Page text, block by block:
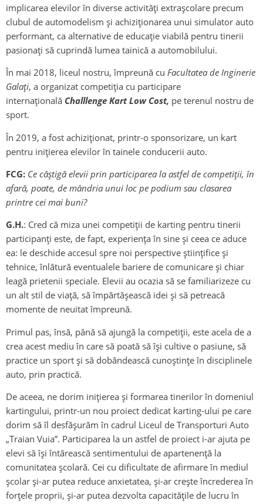
implicarea elevilor în diverse activități extrașcolare precum
clubul de automodelism și achiziționarea unui simulator auto
performant, ca alternative de educaţie viabilă pentru tinerii
pasionaţi să cuprindă lumea tainică a automobilului.
În mai 2018, liceul nostru, împreună cu Facultatea de Inginerie
Galaţi, a organizat competiţia cu participare
internaţională Challlenge Kart Low Cost, pe terenul nostru de
sport.
În 2019, a fost achiziţionat, printr-o sponsorizare, un kart
pentru iniţierea elevilor în tainele conducerii auto.
FCG: Ce câștigă elevii prin participarea la astfel de competiții, în
afară, poate, de mândria unui loc pe podium sau clasarea
printre cei mai buni?
G.H.: Cred că miza unei competiții de karting pentru tinerii
participanți este, de fapt, experiența în sine și ceea ce aduce
ea: le deschide accesul spre noi perspective știinţifice și
tehnice, înlătură eventualele bariere de comunicare şi chiar
leagă prietenii speciale. Elevii au ocazia să se familiarizeze cu
un alt stil de viaţă, să împărtăşească idei şi să petreacă
momente de neuitat împreună.
Primul pas, însă, până să ajungă la competiții, este acela de a
crea acest mediu în care să poată să își cultive o pasiune, să
practice un sport și să dobândească cunoștințe în disciplinele
auto, prin practică.
De aceea, ne dorim inițierea și formarea tinerilor în domeniul
kartingului, printr-un nou proiect dedicat karting-ului pe care
dorim să îl desfășurăm în cadrul Liceul de Transporturi Auto
„Traian Vuia”. Participarea la un astfel de proiect i-ar ajuta pe
elevi să își întărească sentimentului de apartenenţă la
comunitatea şcolară. Cei cu dificultate de afirmare în mediul
şcolar și-ar putea reduce anxietatea, și-ar crește încrederea în
forţele proprii, și-ar putea dezvolta capacităţile de lucru în